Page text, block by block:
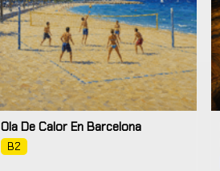
Ola De Calor En Barcelona
B2